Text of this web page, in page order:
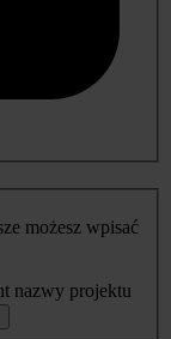
możesz wpisać
nazwy projektu